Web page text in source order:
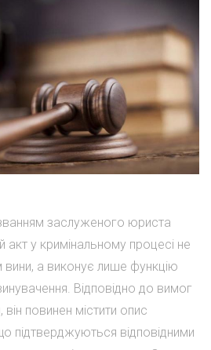
заслуженого юриста
акт у кримінальному процесі не
а виконує лише функцію
Відповідно до вимог
він повинен містити опис
підтверджуються відповідними